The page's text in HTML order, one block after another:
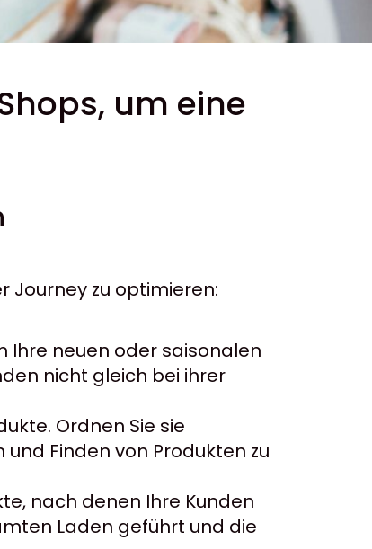
um eine
Journey zu optimieren:
Ihre neuen oder saisonalen
nicht gleich bei ihrer
Ordnen Sie sie
Finden von Produkten zu
nach denen Ihre Kunden
Laden geführt und die